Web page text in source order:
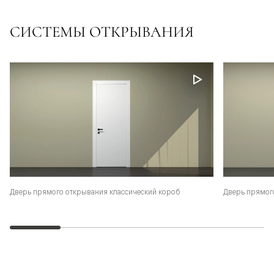
СИСТЕМЫ ОТКРЫВАНИЯ
Дверь прямого открывания классический короб Дверь